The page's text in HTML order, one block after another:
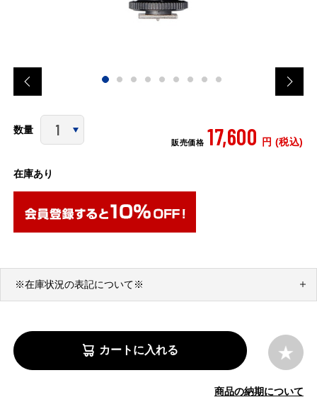
数量
販売価格 17,600 円 (税込)
在庫あり
※在庫状況の表記について※
カートに入れる
商品の納期について